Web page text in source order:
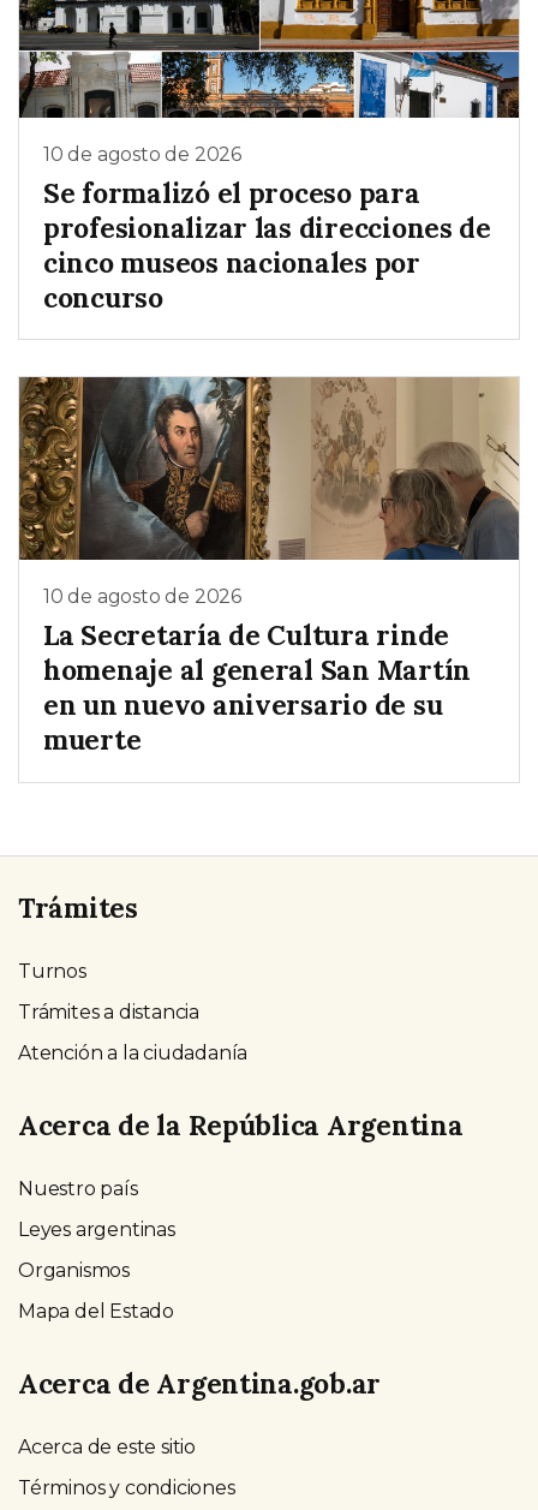
10 de agosto de 2026
Se formalizó el proceso para
profesionalizar las direcciones de
cinco museos nacionales por
concurso
10 de agosto de 2026
La Secretaría de Cultura rinde
homenaje al general San Martín
en un nuevo aniversario de su
muerte
Trámites
Turnos
Trámites a distancia
Atención a la ciudadanía
Acerca de la República Argentina
Nuestro país
Leyes argentinas
Organismos
Mapa del Estado
Acerca de Argentina.gob.ar
Acerca de este sitio
Términos y condiciones